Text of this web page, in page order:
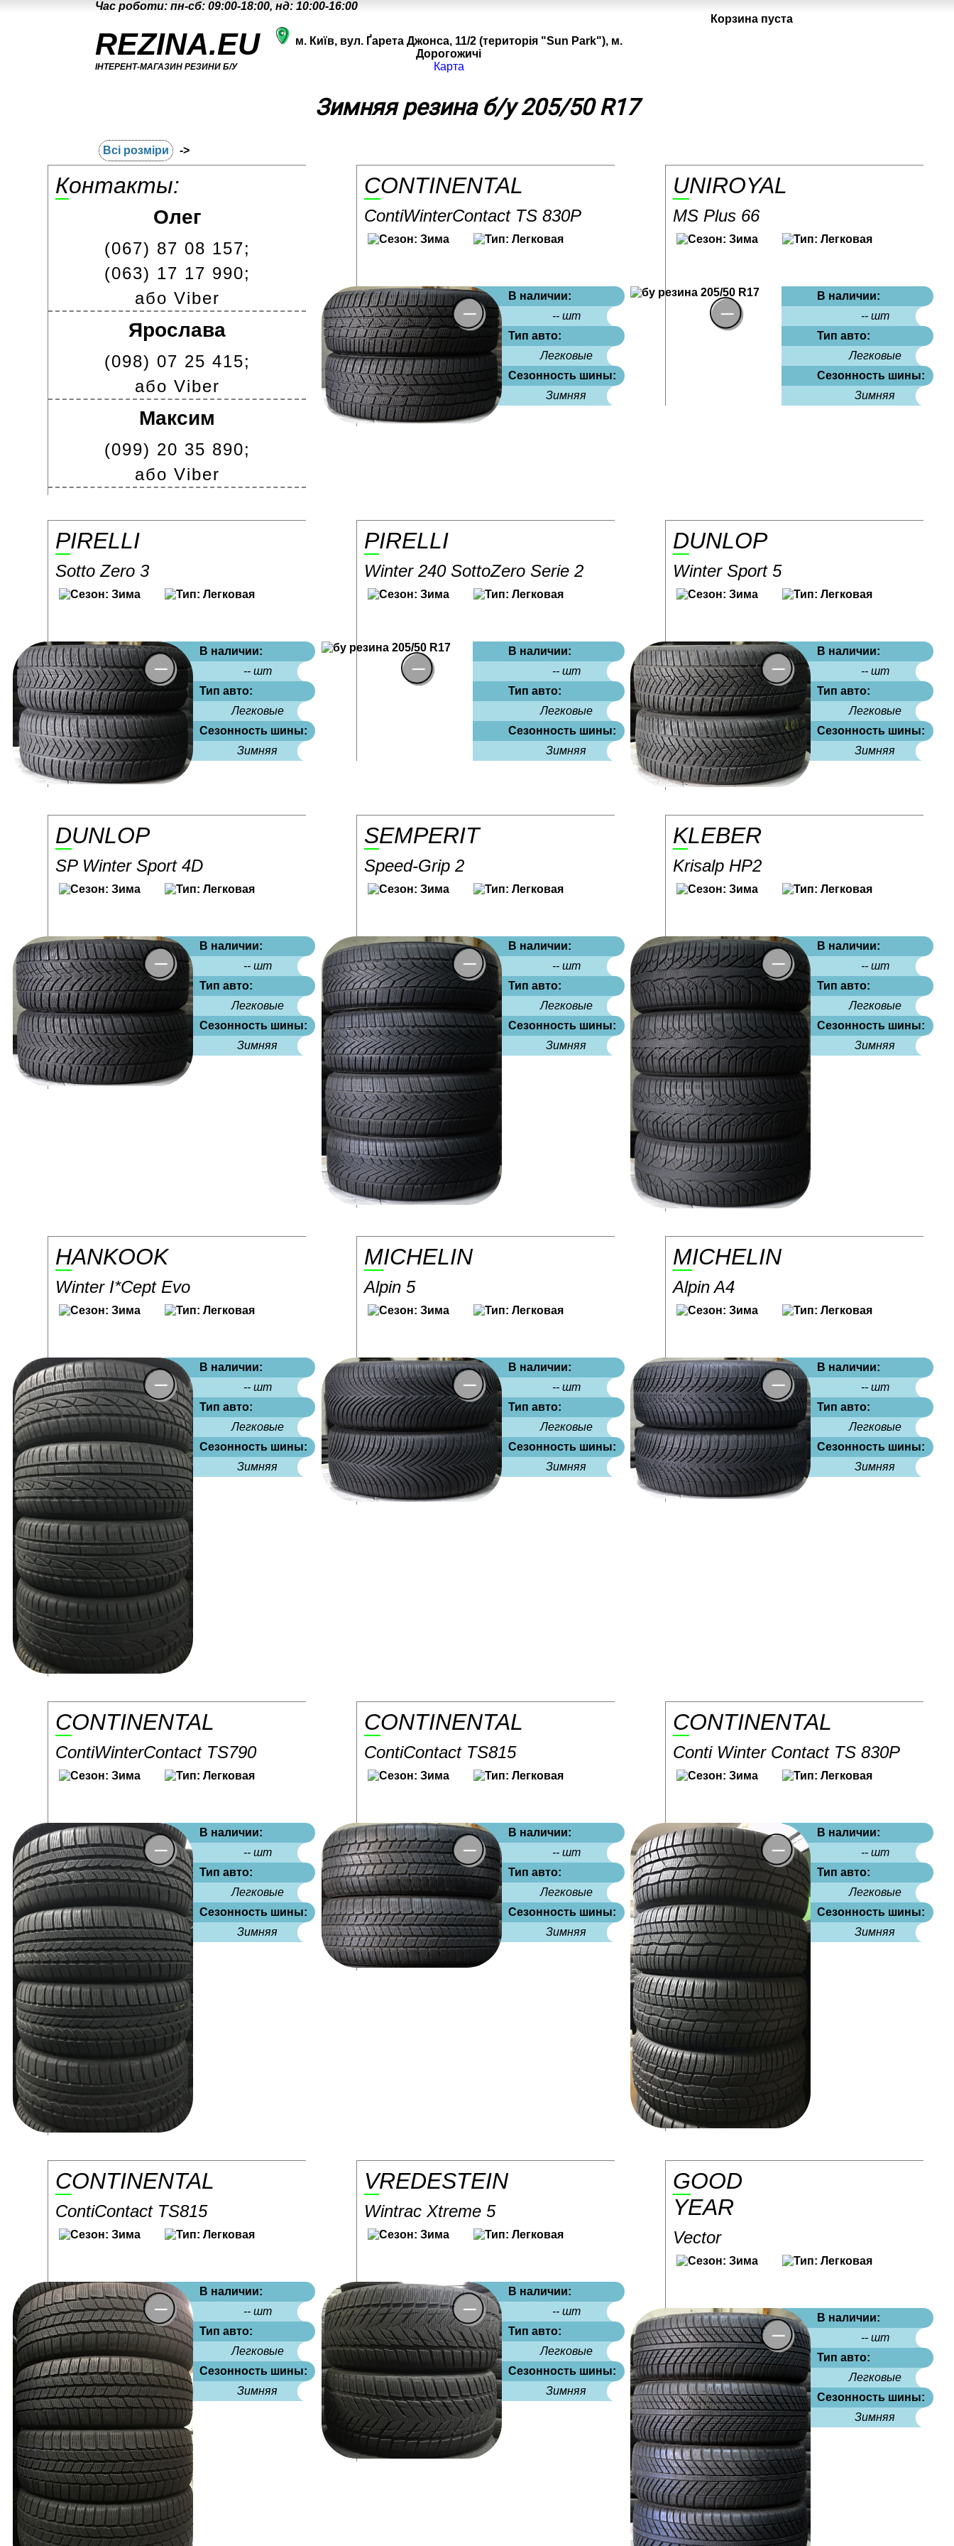
Час роботи: пн-сб: 09:00-18:00, нд: 10:00-16:00
REZINA.EU
ІНТЕРЕНТ-МАГАЗИН РЕЗИНИ Б/У
м. Київ, вул. Ґарета Джонса, 11/2 (територія "Sun Park"), м.
Дорогожичі
Карта
Корзина пуста
Зимняя резина б/у 205/50 R17
Всі розміри ->
Контакты:
Олег
(067) 87 08 157;
(063) 17 17 990;
або Viber
Ярослава
(098) 07 25 415;
або Viber
Максим
(099) 20 35 890;
або Viber
CONTINENTAL
ContiWinterContact TS 830P
В наличии:
-- шт
Тип авто:
Легковые
Сезонность шины:
Зимняя
UNIROYAL
MS Plus 66
В наличии:
-- шт
Тип авто:
Легковые
Сезонность шины:
Зимняя
PIRELLI
Sotto Zero 3
В наличии:
-- шт
Тип авто:
Легковые
Сезонность шины:
Зимняя
PIRELLI
Winter 240 SottoZero Serie 2
В наличии:
-- шт
Тип авто:
Легковые
Сезонность шины:
Зимняя
DUNLOP
Winter Sport 5
В наличии:
-- шт
Тип авто:
Легковые
Сезонность шины:
Зимняя
DUNLOP
SP Winter Sport 4D
В наличии:
-- шт
Тип авто:
Легковые
Сезонность шины:
Зимняя
SEMPERIT
Speed-Grip 2
В наличии:
-- шт
Тип авто:
Легковые
Сезонность шины:
Зимняя
KLEBER
Krisalp HP2
В наличии:
-- шт
Тип авто:
Легковые
Сезонность шины:
Зимняя
HANKOOK
Winter I*Cept Evo
В наличии:
-- шт
Тип авто:
Легковые
Сезонность шины:
Зимняя
MICHELIN
Alpin 5
В наличии:
-- шт
Тип авто:
Легковые
Сезонность шины:
Зимняя
MICHELIN
Alpin A4
В наличии:
-- шт
Тип авто:
Легковые
Сезонность шины:
Зимняя
CONTINENTAL
ContiWinterContact TS790
В наличии:
-- шт
Тип авто:
Легковые
Сезонность шины:
Зимняя
CONTINENTAL
ContiContact TS815
В наличии:
-- шт
Тип авто:
Легковые
Сезонность шины:
Зимняя
CONTINENTAL
Conti Winter Contact TS 830P
В наличии:
-- шт
Тип авто:
Легковые
Сезонность шины:
Зимняя
CONTINENTAL
ContiContact TS815
В наличии:
-- шт
Тип авто:
Легковые
Сезонность шины:
Зимняя
VREDESTEIN
Wintrac Xtreme 5
В наличии:
-- шт
Тип авто:
Легковые
Сезонность шины:
Зимняя
GOOD
YEAR
Vector
В наличии:
-- шт
Тип авто:
Легковые
Сезонность шины:
Зимняя